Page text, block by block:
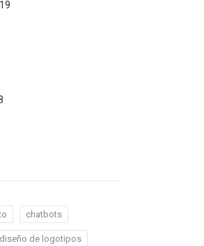
chatbots
diseño de logotipos